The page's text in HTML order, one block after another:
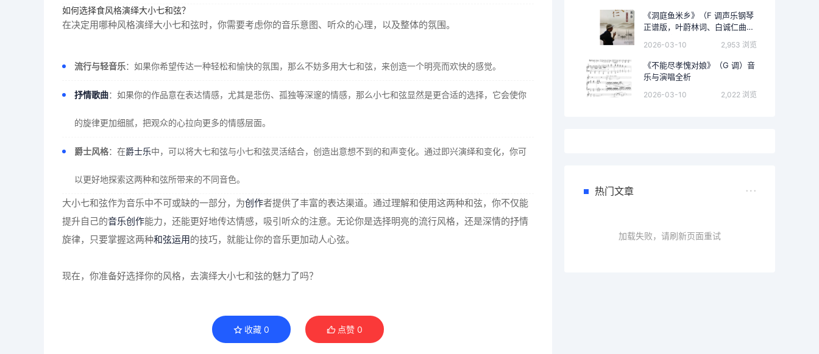
如何选择食风格演绎大小七和弦？
在决定用哪种风格演绎大小七和弦时，你需要考虑你的音乐意图、听众的心理，以及整体的氛围。
流行与轻音乐：如果你希望传达一种轻松和愉快的氛围，那么不妨多用大七和弦，来创造一个明亮而欢快的感觉。
抒情歌曲：如果你的作品意在表达情感，尤其是悲伤、孤独等深邃的情感，那么小七和弦显然是更合适的选择，它会使你
的旋律更加细腻，把观众的心拉向更多的情感层面。
爵士风格：在爵士乐中，可以将大七和弦与小七和弦灵活结合，创造出意想不到的和声变化。通过即兴演绎和变化，你可
以更好地探索这两种和弦所带来的不同音色。
大小七和弦作为音乐中不可或缺的一部分，为创作者提供了丰富的表达渠道。通过理解和使用这两种和弦，你不仅能
提升自己的音乐创作能力，还能更好地传达情感，吸引听众的注意。无论你是选择明亮的流行风格，还是深情的抒情
旋律，只要掌握这两种和弦运用的技巧，就能让你的音乐更加动人心弦。
现在，你准备好选择你的风格，去演绎大小七和弦的魅力了吗？
收藏 0 点赞 0
《洞庭鱼米乡》（F 调声乐钢琴
正谱版，叶蔚林词、白诚仁曲）
2026-03-10 2,953 浏览
《不能尽孝愧对娘》（G 调）音
乐与演唱全析
2026-03-10 2,022 浏览
热门文章
加载失败，请刷新页面重试